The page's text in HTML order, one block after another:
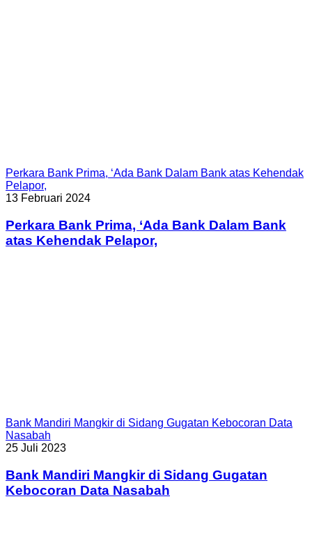
Perkara Bank Prima, ‘Ada Bank Dalam Bank atas Kehendak
Pelapor,
13 Februari 2024
Perkara Bank Prima, ‘Ada Bank Dalam Bank
atas Kehendak Pelapor,
Bank Mandiri Mangkir di Sidang Gugatan Kebocoran Data
Nasabah
25 Juli 2023
Bank Mandiri Mangkir di Sidang Gugatan
Kebocoran Data Nasabah